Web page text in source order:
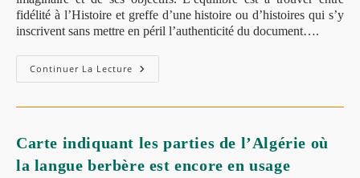
fidélité à l’Histoire et greffe d’une histoire ou d’histoires qui s’y
inscrivent sans mettre en péril l’authenticité du document….
Continuer La Lecture Le
Naufrage
Géhanne
Khalfallah
(Roman,
Jijel
Carte indiquant les parties de l’Algérie où
la langue berbère est encore en usage